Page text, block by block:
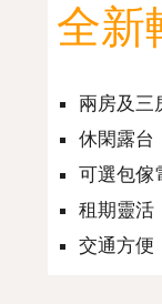
全新
兩房及三
休閑露台
可選包傢
租期靈活
交通方便